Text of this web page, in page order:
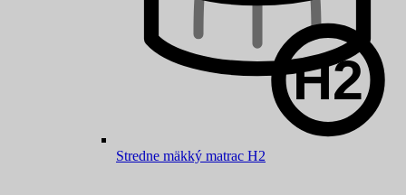
Stredne mäkký matrac H2